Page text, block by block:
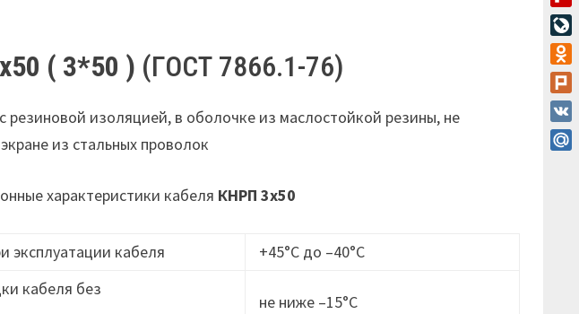
( 3*50 ) (ГОСТ 7866.1-76)
резиновой изоляцией, в оболочке из маслостойкой резины, не
из стальных проволок
характеристики кабеля КНРП 3х50
эксплуатации кабеля
+45°С до –40°С
кабеля без
не ниже –15°C
VK